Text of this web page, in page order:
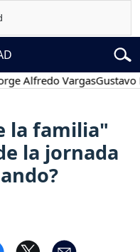
VargasGustavo Petro
la familia"
la jornada